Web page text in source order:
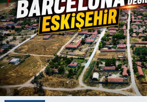
Genel
Çevre
Yerel
Magazin